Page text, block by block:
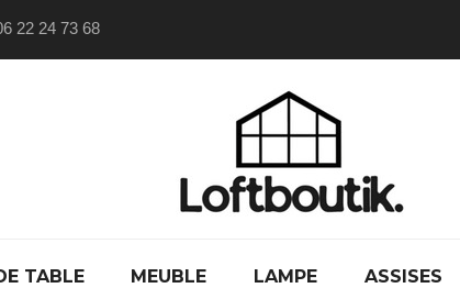
22 24 73 68
TABLE MEUBLE LAMPE ASSISES